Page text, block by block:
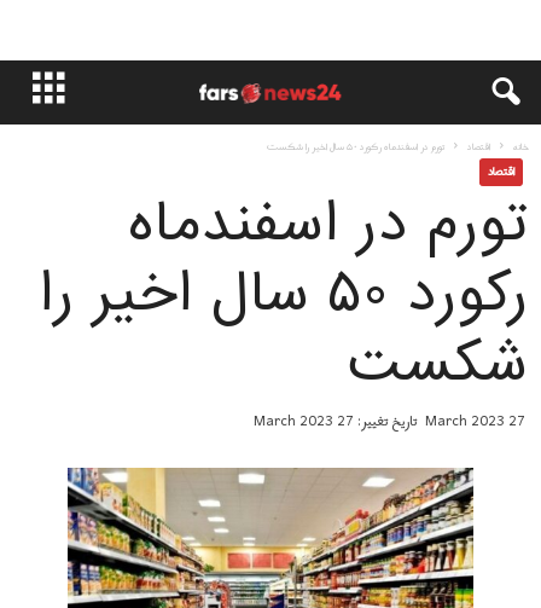
خانه اقتصاد تورم در اسفندماه رکورد ۵۰ سال اخیر را شکست
اقتصاد
تورم در اسفندماه
رکورد ۵۰ سال اخیر را
شکست
27 March 2023 تاریخ تغییر: 27 March 2023